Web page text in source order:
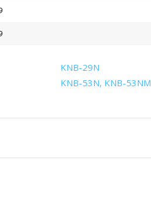
KNB-29N
KNB-53N, KNB-53NM